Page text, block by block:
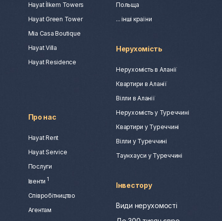
Hayat İlkem Towers
Hayat Green Tower
Mia Casa Boutique
Hayat Villa
Hayat Residence
Польща
... інші країни
Про нас
Hayat Rent
Hayat Service
Послуги
Івенти 1
Співробітництво
Агентам
Нерухомість
Нерухомість в Аланії
Квартири в Аланії
Вілли в Аланії
Нерухомість у Туреччині
Квартири у Туреччині
Вілли у Туреччині
Таунхауси у Туреччині
Інвестору
Види нерухомості